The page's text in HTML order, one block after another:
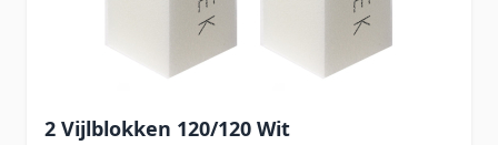
2 Vijlblokken 120/120 Wit